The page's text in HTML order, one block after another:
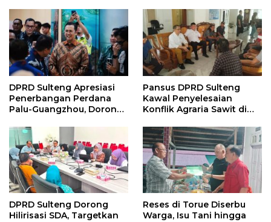
DPRD Sulteng Apresiasi
Penerbangan Perdana
Palu-Guangzhou, Dorong
Pansus DPRD Sulteng
Kawal Penyelesaian
Konflik Agraria Sawit di
DPRD Sulteng Dorong
Hilirisasi SDA, Targetkan
Reses di Torue Diserbu
Warga, Isu Tani hingga